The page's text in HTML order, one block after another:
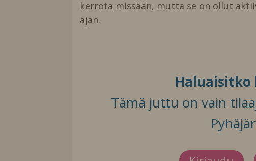
kerrota missään, mutta se on ollut
ajan.
Haluaisitko
Tämä juttu on vain